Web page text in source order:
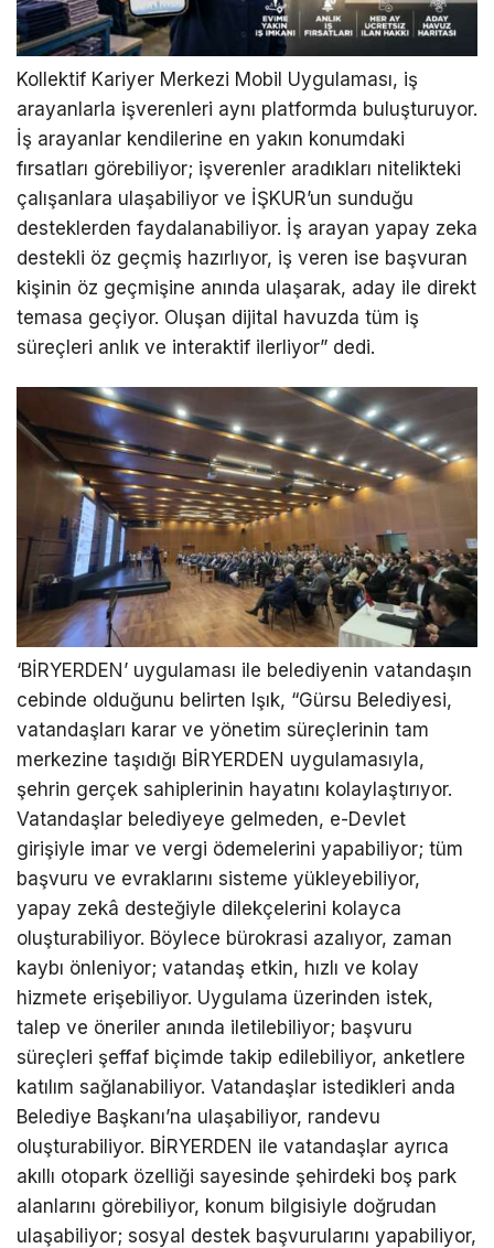
Kollektif Kariyer Merkezi Mobil Uygulaması, iş
arayanlarla işverenleri aynı platformda buluşturuyor.
İş arayanlar kendilerine en yakın konumdaki
fırsatları görebiliyor; işverenler aradıkları nitelikteki
çalışanlara ulaşabiliyor ve İŞKUR’un sunduğu
desteklerden faydalanabiliyor. İş arayan yapay zeka
destekli öz geçmiş hazırlıyor, iş veren ise başvuran
kişinin öz geçmişine anında ulaşarak, aday ile direkt
temasa geçiyor. Oluşan dijital havuzda tüm iş
süreçleri anlık ve interaktif ilerliyor” dedi.
‘BİRYERDEN’ uygulaması ile belediyenin vatandaşın
cebinde olduğunu belirten Işık, “Gürsu Belediyesi,
vatandaşları karar ve yönetim süreçlerinin tam
merkezine taşıdığı BİRYERDEN uygulamasıyla,
şehrin gerçek sahiplerinin hayatını kolaylaştırıyor.
Vatandaşlar belediyeye gelmeden, e-Devlet
girişiyle imar ve vergi ödemelerini yapabiliyor; tüm
başvuru ve evraklarını sisteme yükleyebiliyor,
yapay zekâ desteğiyle dilekçelerini kolayca
oluşturabiliyor. Böylece bürokrasi azalıyor, zaman
kaybı önleniyor; vatandaş etkin, hızlı ve kolay
hizmete erişebiliyor. Uygulama üzerinden istek,
talep ve öneriler anında iletilebiliyor; başvuru
süreçleri şeffaf biçimde takip edilebiliyor, anketlere
katılım sağlanabiliyor. Vatandaşlar istedikleri anda
Belediye Başkanı’na ulaşabiliyor, randevu
oluşturabiliyor. BİRYERDEN ile vatandaşlar ayrıca
akıllı otopark özelliği sayesinde şehirdeki boş park
alanlarını görebiliyor, konum bilgisiyle doğrudan
ulaşabiliyor; sosyal destek başvurularını yapabiliyor,